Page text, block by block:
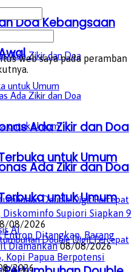
Ada Zikir dan Doa
untuk Umum
Doa Kebangsaan
Ada Zikir dan Doa
untuk Umum
web saya pada peramban
Diskominfo Supiori Siapkan 9
08/2026
Ditangkap, Barang
Diamankan 08/08/2026
Kopi Papua Berpotensi
2026